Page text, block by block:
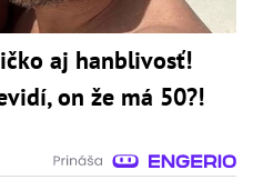
aj hanblivosť!
on že má 50?!